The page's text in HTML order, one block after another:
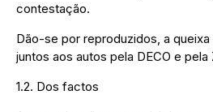
contestação.
Dão-se por reproduzidos, a
juntos aos autos pela DECO e pela
1.2. Dos factos